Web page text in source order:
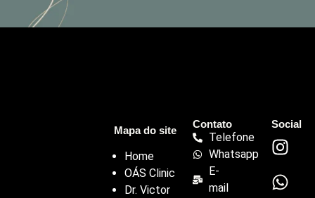
Mapa do site
Home
OÁS Clinic
Dr. Victor
Contato
Telefone
Whatsapp
E-
mail
Social